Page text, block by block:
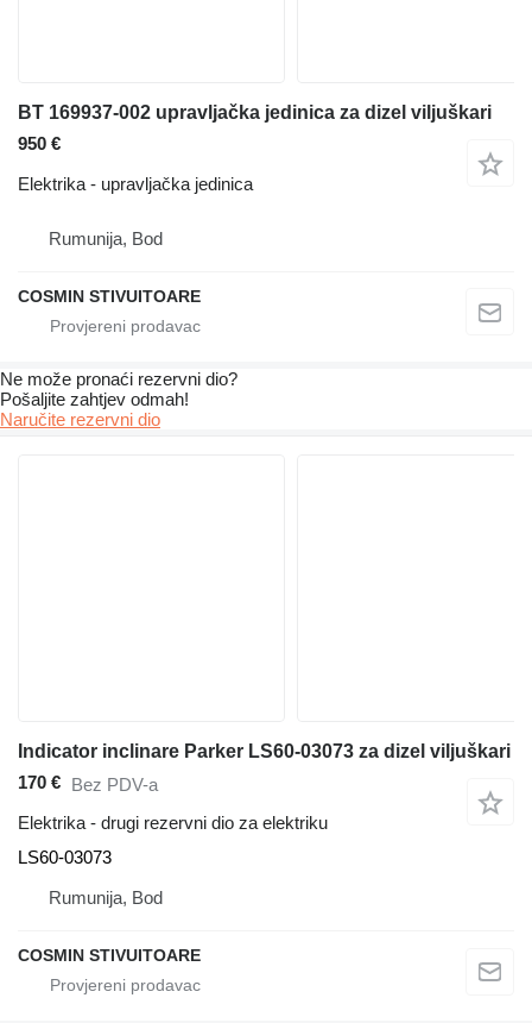
BT 169937-002 upravljačka jedinica za dizel viljuškari
950 €
Elektrika - upravljačka jedinica
Rumunija, Bod
COSMIN STIVUITOARE
Ne može pronaći rezervni dio?
Pošaljite zahtjev odmah!
Naručite rezervni dio
Indicator inclinare Parker LS60-03073 za dizel viljuškari
170 € Bez PDV-a
Elektrika - drugi rezervni dio za elektriku
LS60-03073
Rumunija, Bod
COSMIN STIVUITOARE